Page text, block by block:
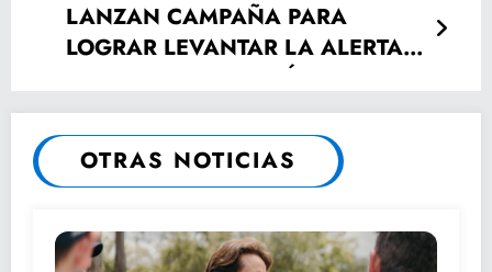
LANZAN CAMPAÑA PARA
LOGRAR LEVANTAR LA ALERTA
DE VIOLENCIA DE GÉNERO.
OTRAS NOTICIAS